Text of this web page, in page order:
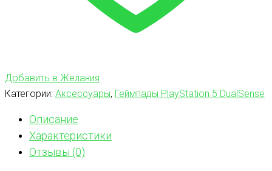
Добавить в Желания
Категории: Аксессуары, Геймпады PlayStation 5 DualSense
Описание
Характеристики
Отзывы (0)